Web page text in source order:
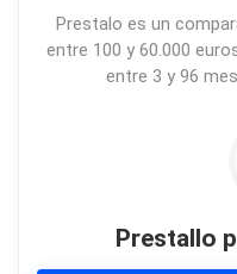
Prestalo es un
entre 100 y 60.000
entre 3 y 96
Prestallo